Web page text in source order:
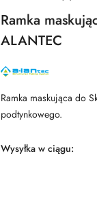
Ramka
ALANTEC
NAZWA
PRODUCENTA:
Ramka maskująca do
podtynkowego.
Wysyłka w ciągu: